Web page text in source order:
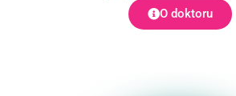
O doktoru